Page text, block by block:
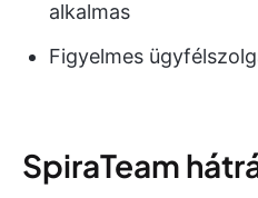
alkalmas
Figyelmes
SpiraTeam